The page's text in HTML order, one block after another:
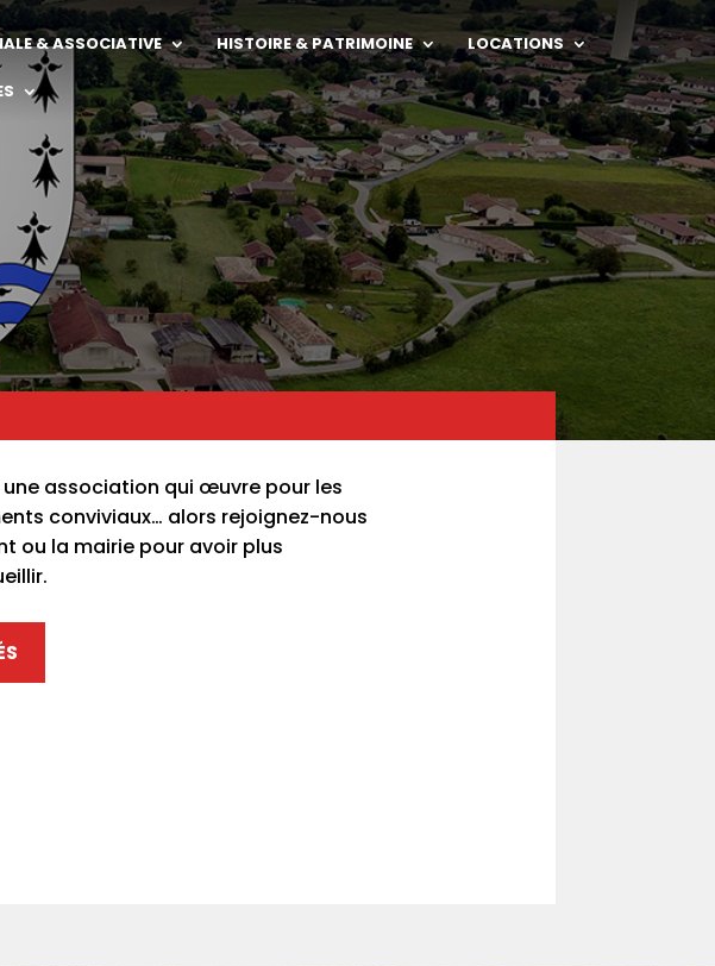
& ASSOCIATIVE HISTOIRE & PATRIMOINE LOCATIONS
association qui œuvre pour les
conviviaux… alors rejoignez-nous
ou la mairie pour avoir plus